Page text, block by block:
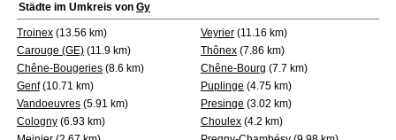
Städte im Umkreis von Gy
Troinex (13.56 km) Veyrier (11.16 km)
Carouge (GE) (11.9 km) Thônex (7.86 km)
Chêne-Bougeries (8.6 km) Chêne-Bourg (7.7 km)
Genf(10.71 km) Puplinge (4.75 km)
Vandoeuvres (5.91 km) Presinge (3.02 km)
Cologny (6.93 km) Choulex (4.2 km)